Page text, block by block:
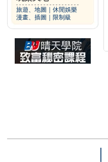
旅遊、地圖
休閒娛樂
漫畫、插圖
限制級
｜